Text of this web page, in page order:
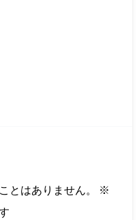
とはありません。
※